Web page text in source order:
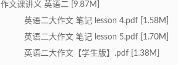
作文课讲义 英语二 [9.87M]
英语二大作文 笔记 lesson 4.pdf [1.58M]
英语二大作文 笔记 lesson 5.pdf [1.70M]
英语二大作文【学生版】.pdf [1.38M]